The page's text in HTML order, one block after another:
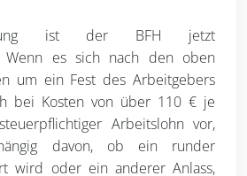
ist der BFH jetzt
Wenn es sich nach den oben
um ein Fest des Arbeitgebers
bei Kosten von über 110 € je
Arbeitslohn vor,
davon, ob ein runder
wird oder ein anderer Anlass,